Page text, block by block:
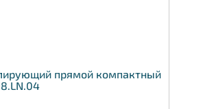
прямой компактный